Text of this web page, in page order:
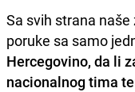
Sa svih strana
poruke sa samo
Hercegovino, da li
nacionalnog tima